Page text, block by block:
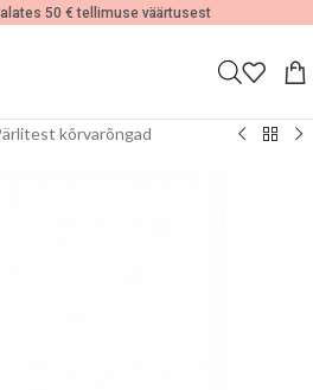
50 € tellimuse väärtusest
kõrvarõngad